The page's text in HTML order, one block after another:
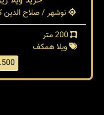
نوشهر / صلاح الدین
ویلا همکف
8.500